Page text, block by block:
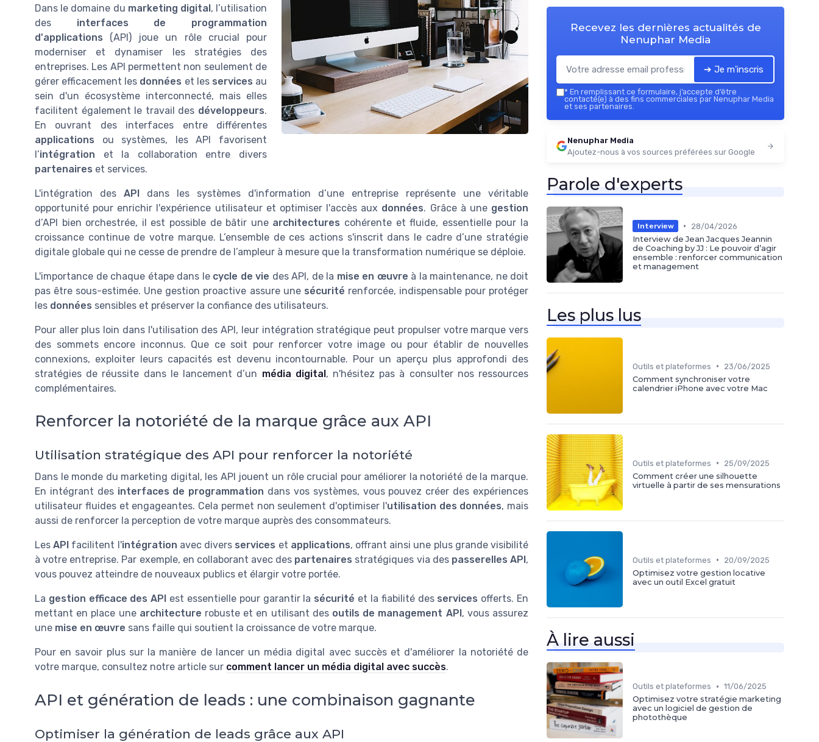
Dans le domaine du marketing digital, l’utilisation
des interfaces de programmation
d'applications (API) joue un rôle crucial pour
moderniser et dynamiser les stratégies des
entreprises. Les API permettent non seulement de
gérer efficacement les données et les services au
sein d'un écosystème interconnecté, mais elles
facilitent également le travail des développeurs.
En ouvrant des interfaces entre différentes
applications ou systèmes, les API favorisent
l’intégration et la collaboration entre divers
partenaires et services.
L'intégration des API dans les systèmes d'information d’une entreprise représente une véritable
opportunité pour enrichir l'expérience utilisateur et optimiser l'accès aux données. Grâce à une gestion
d’API bien orchestrée, il est possible de bâtir une architectures cohérente et fluide, essentielle pour la
croissance continue de votre marque. L’ensemble de ces actions s'inscrit dans le cadre d’une stratégie
digitale globale qui ne cesse de prendre de l’ampleur à mesure que la transformation numérique se déploie.
L'importance de chaque étape dans le cycle de vie des API, de la mise en œuvre à la maintenance, ne doit
pas être sous-estimée. Une gestion proactive assure une sécurité renforcée, indispensable pour protéger
les données sensibles et préserver la confiance des utilisateurs.
Pour aller plus loin dans l'utilisation des API, leur intégration stratégique peut propulser votre marque vers
des sommets encore inconnus. Que ce soit pour renforcer votre image ou pour établir de nouvelles
connexions, exploiter leurs capacités est devenu incontournable. Pour un aperçu plus approfondi des
stratégies de réussite dans le lancement d’un média digital, n'hésitez pas à consulter nos ressources
complémentaires.
Renforcer la notoriété de la marque grâce aux API
Utilisation stratégique des API pour renforcer la notoriété
Dans le monde du marketing digital, les API jouent un rôle crucial pour améliorer la notoriété de la marque.
En intégrant des interfaces de programmation dans vos systèmes, vous pouvez créer des expériences
utilisateur fluides et engageantes. Cela permet non seulement d'optimiser l'utilisation des données, mais
aussi de renforcer la perception de votre marque auprès des consommateurs.
LesAPI facilitent l'intégration avec divers services et applications, offrant ainsi une plus grande visibilité
à votre entreprise. Par exemple, en collaborant avec des partenaires stratégiques via des passerelles API ,
vous pouvez atteindre de nouveaux publics et élargir votre portée.
La gestion efficace des API est essentielle pour garantir la sécurité et la fiabilité des services offerts. En
mettant en place une architecture robuste et en utilisant des outils de management API , vous assurez
une mise en œuvre sans faille qui soutient la croissance de votre marque.
Pour en savoir plus sur la manière de lancer un média digital avec succès et d'améliorer la notoriété de
votre marque, consultez notre article sur comment lancer un média digital avec succès.
API et génération de leads : une combinaison gagnante
Optimiser la génération de leads grâce aux API
Recevez les dernières actualités de
Nenuphar Media
➔ Je m'inscris
* En remplissant ce formulaire, j’accepte d’être
contacté(e) à des fins commerciales par Nenuphar Media
et ses partenaires.
Nenuphar Media
Ajoutez-nous à vos sources préférées sur Google
Parole d'experts
Interview •
28/04/2026
Interview de Jean Jacques Jeannin
de Coaching by JJ : Le pouvoir d’agir
ensemble : renforcer communication
et management
Les plus lus
Outils et plateformes •
23/06/2025
Comment synchroniser votre
calendrier iPhone avec votre Mac
Outils et plateformes •
25/09/2025
Comment créer une silhouette
virtuelle à partir de ses mensurations
Outils et plateformes •
20/09/2025
Optimisez votre gestion locative
avec un outil Excel gratuit
À lire aussi
Outils et plateformes • 11/06/2025
Optimisez votre stratégie marketing
avec un logiciel de gestion de
photothèque